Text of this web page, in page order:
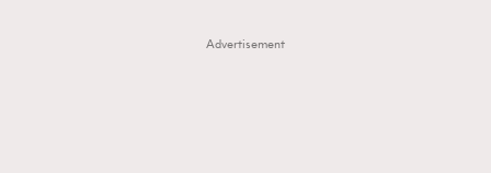
Advertisement